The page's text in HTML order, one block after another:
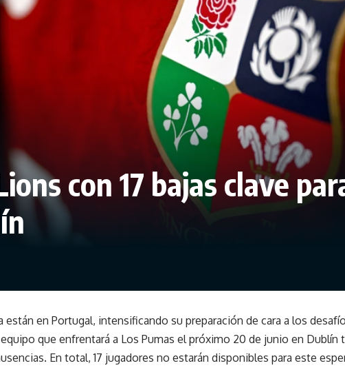
con 17 bajas clave
están en Portugal, intensificando su preparación de cara a los
que enfrentará a Los Pumas el próximo 20 de junio en Dublín
En total, 17 jugadores no estarán disponibles para este